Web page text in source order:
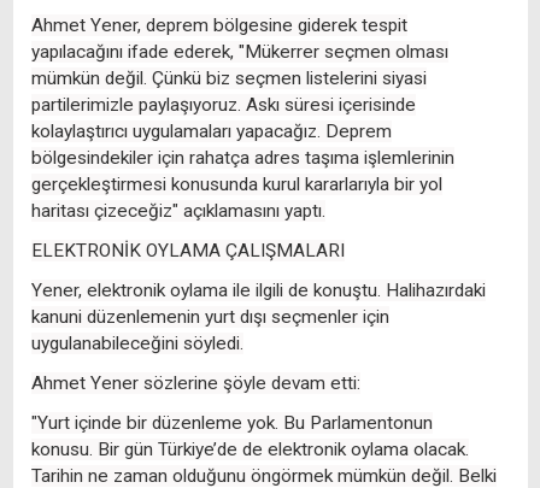
Ahmet Yener, deprem bölgesine giderek tespit
yapılacağını ifade ederek, "Mükerrer seçmen olması
mümkün değil. Çünkü biz seçmen listelerini siyasi
partilerimizle paylaşıyoruz. Askı süresi içerisinde
kolaylaştırıcı uygulamaları yapacağız. Deprem
bölgesindekiler için rahatça adres taşıma işlemlerinin
gerçekleştirmesi konusunda kurul kararlarıyla bir yol
haritası çizeceğiz" açıklamasını yaptı.
ELEKTRONİK OYLAMA ÇALIŞMALARI
Yener, elektronik oylama ile ilgili de konuştu. Halihazırdaki
kanuni düzenlemenin yurt dışı seçmenler için
uygulanabileceğini söyledi.
Ahmet Yener sözlerine şöyle devam etti:
"Yurt içinde bir düzenleme yok. Bu Parlamentonun
konusu. Bir gün Türkiye’de de elektronik oylama olacak.
Tarihin ne zaman olduğunu öngörmek mümkün değil. Belki